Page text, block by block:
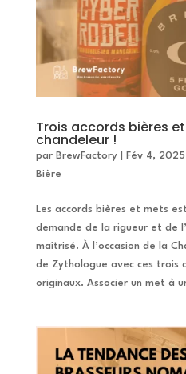
Trois accords bières
chandeleur !
par BrewFactory| Fév 4, 2025
Bière
Les accords bières et mets
demande de la rigueur et de
maîtrisé. À l’occasion de la
de Zythologue avec ces trois
originaux. Associer un met à